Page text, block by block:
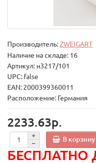
Производитель:ZWEIGART
Наличие на складе: 16
Артикул: н3217/101
UPC: false
EAN: 2000399360011
Расположение: Германия
2233.63р.
В корзину
БЕСПЛАТНО